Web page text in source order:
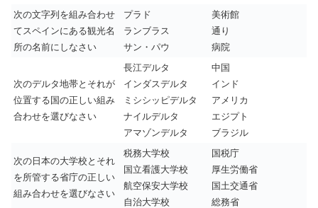
次の文字列を組み合わせ
てスペインにある観光名
所の名前にしなさい
プラド
ランブラス
サン・パウ
美術館
通り
病院
次のデルタ地帯とそれが
位置する国の正しい組み
合わせを選びなさい
長江デルタ
インダスデルタ
ミシシッピデルタ
ナイルデルタ
アマゾンデルタ
中国
インド
アメリカ
エジプト
ブラジル
次の日本の大学校とそれ
を所管する省庁の正しい
組み合わせを選びなさい
税務大学校
国立看護大学校
航空保安大学校
自治大学校
国税庁
厚生労働省
国土交通省
総務省